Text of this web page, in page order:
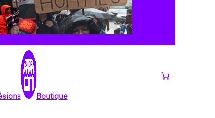
Boutique